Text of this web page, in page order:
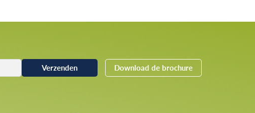
Download de brochure